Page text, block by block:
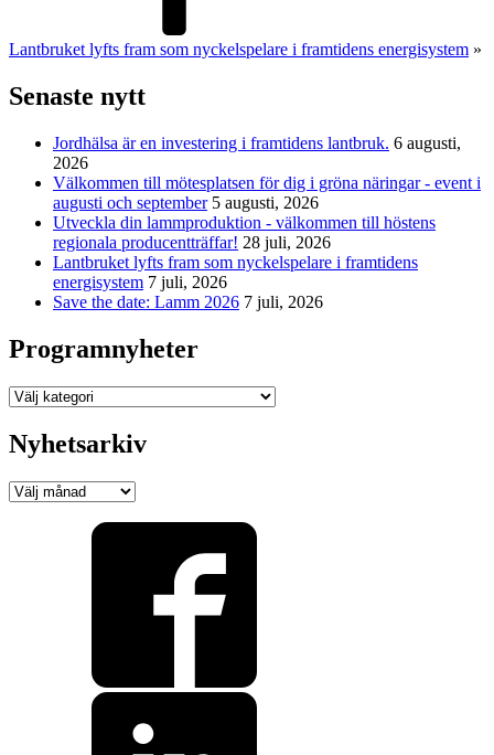
Lantbruket lyfts fram som nyckelspelare i framtidens energisystem »
Senaste nytt
Jordhälsa är en investering i framtidens lantbruk. 6 augusti,
2026
Välkommen till mötesplatsen för dig i gröna näringar - event i
augusti och september 5 augusti, 2026
Utveckla din lammproduktion - välkommen till höstens
regionala producentträffar! 28 juli, 2026
Lantbruket lyfts fram som nyckelspelare i framtidens
energisystem 7 juli, 2026
Save the date: Lamm 2026 7 juli, 2026
Programnyheter
Programnyheter
Nyhetsarkiv
Nyhetsarkiv